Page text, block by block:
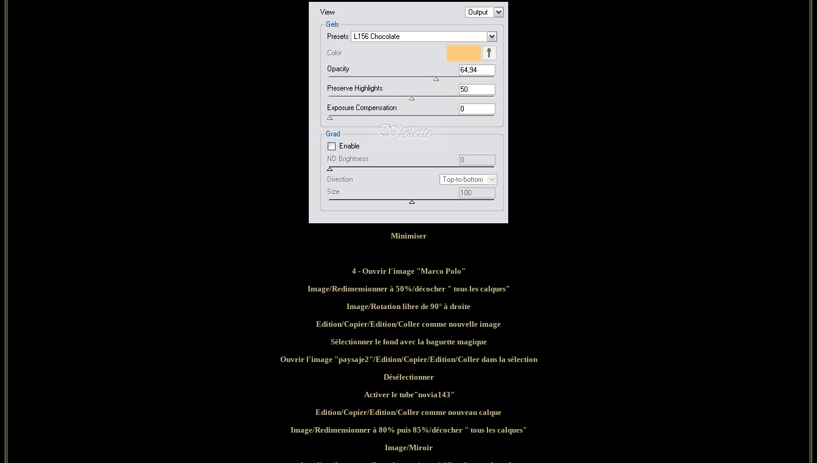
Minimiser
4 - Ouvrir l'image "Marco Polo"
Image/Redimensionner à 50%/décocher " tous les calques"
Image/Rotation libre de 90° à droite
Edition/Copier/Edition/Coller comme nouvelle image
Sélectionner le fond avec la baguette magique
Ouvrir l'image "paysaje2"/Edition/Copier/Edition/Coller dans la sélection
Désélectionner
Activer le tube"novia143"
Edition/Copier/Edition/Coller comme nouveau calque
Image/Redimensionner à 80% puis 85%/décocher " tous les calques"
Image/Miroir